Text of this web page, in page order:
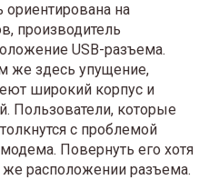
ориентирована на
производитель
USB-разъема.
же здесь упущение,
широкий корпус и
Пользователи, которые
с проблемой
Повернуть его хотя
расположении разъема.